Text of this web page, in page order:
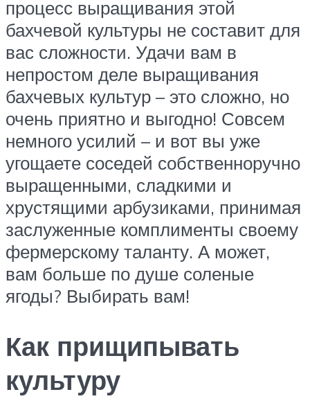
процесс выращивания этой
бахчевой культуры не составит для
вас сложности. Удачи вам в
непростом деле выращивания
бахчевых культур – это сложно, но
очень приятно и выгодно! Совсем
немного усилий – и вот вы уже
угощаете соседей собственноручно
выращенными, сладкими и
хрустящими арбузиками, принимая
заслуженные комплименты своему
фермерскому таланту. А может,
вам больше по душе соленые
ягоды? Выбирать вам!
Как прищипывать
культуру